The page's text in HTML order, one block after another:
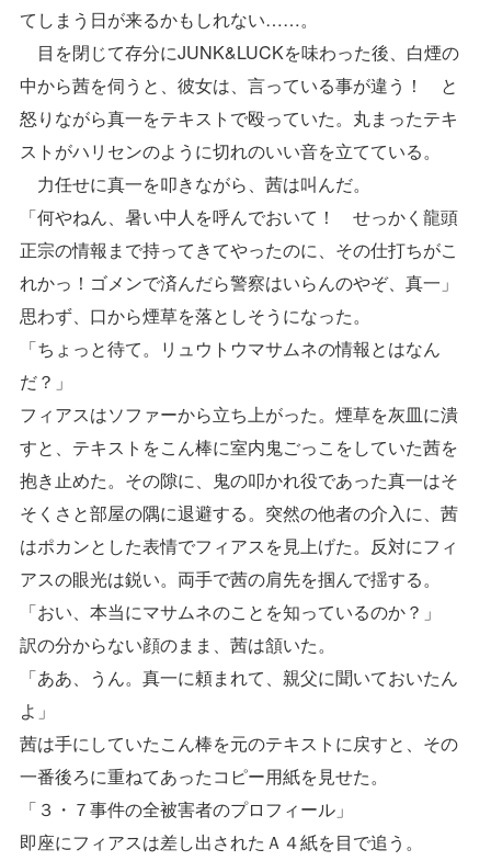
てしまう日が来るかもしれない……。
目を閉じて存分にJUNK&LUCKを味わった後、白煙の
中から茜を伺うと、彼女は、言っている事が違う！ と
怒りながら真一をテキストで殴っていた。丸まったテキ
ストがハリセンのように切れのいい音を立てている。
力任せに真一を叩きながら、茜は叫んだ。
「何やねん、暑い中人を呼んでおいて！ せっかく龍頭
正宗の情報まで持ってきてやったのに、その仕打ちがこ
れかっ！ゴメンで済んだら警察はいらんのやぞ、真一」
思わず、口から煙草を落としそうになった。
「ちょっと待て。リュウトウマサムネの情報とはなん
だ？」
フィアスはソファーから立ち上がった。煙草を灰皿に潰
すと、テキストをこん棒に室内鬼ごっこをしていた茜を
抱き止めた。その隙に、鬼の叩かれ役であった真一はそ
そくさと部屋の隅に退避する。突然の他者の介入に、茜
はポカンとした表情でフィアスを見上げた。反対にフィ
アスの眼光は鋭い。両手で茜の肩先を掴んで揺する。
「おい、本当にマサムネのことを知っているのか？」
訳の分からない顔のまま、茜は頷いた。
「ああ、うん。真一に頼まれて、親父に聞いておいたん
よ」
茜は手にしていたこん棒を元のテキストに戻すと、その
一番後ろに重ねてあったコピー用紙を見せた。
「３・７事件の全被害者のプロフィール」
即座にフィアスは差し出されたＡ４紙を目で追う。